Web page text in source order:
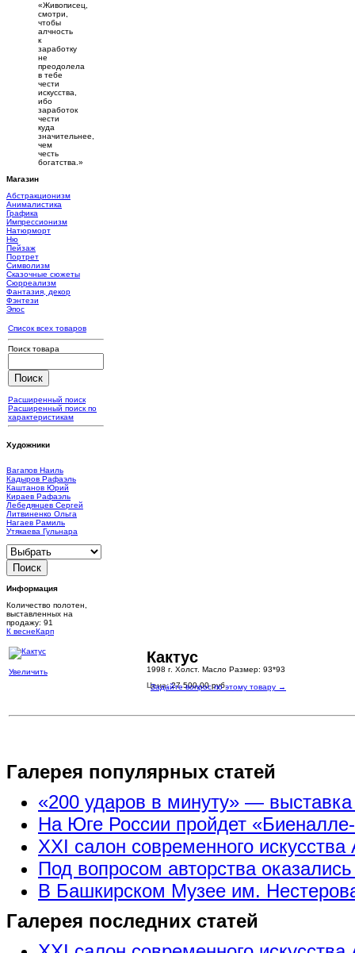
«Живописец,
смотри,
чтобы
алчность
к
заработку
не
преодолела
в тебе
чести
искусства,
ибо
заработок
чести
куда
значительнее,
чем
честь
богатства.»
Магазин
Абстракционизм
Анималистика
Графика
Импрессионизм
Натюрморт
Ню
Пейзаж
Портрет
Символизм
Сказочные сюжеты
Сюрреализм
Фантазия, декор
Фэнтези
Эпос
Список всех товаров
Поиск товара
Расширенный поиск
Расширенный поиск по
характеристикам
Художники
Вагапов Наиль
Кадыров Рафаэль
Каштанов Юрий
Кираев Рафаэль
Лебедянцев Сергей
Литвиненко Ольга
Нагаев Рамиль
Утякаева Гульнара
Информация
Количество полотен,
выставленных на
продажу: 91
К веснеКарп
Увеличить
Кактус
Цена:27.500,00 руб.
1998 г. Холст. Масло Размер: 93*93
Задайте вопрос по этому товару →
Галерея популярных статей
«200 ударов в минуту» —
На Юге России пройдет
XXI салон современного искусства
Под вопросом авторства
В Башкирском Музее им.
Галерея последних статей